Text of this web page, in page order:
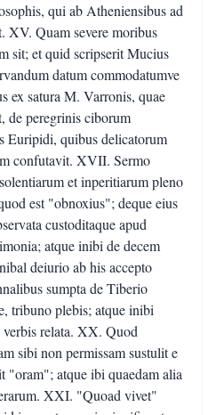
qui ab Atheniensibus ad
XV. Quam severe moribus
sit; et quid scripserit Mucius
datum commodatumve
ex satura M. Varronis, quae
de peregrinis ciborum
Euripidi, quibus delicatorum
confutavit. XVII. Sermo
et inperitiarum pleno
est "obnoxius"; deque eius
custoditaque apud
atque inibi de decem
deiurio ab his accepto
sumpta de Tiberio
tribuno plebis; atque inibi
relata. XX. Quod
sibi non permissam sustulit e
"oram"; atque ibi quaedam alia
XXI. "Quoad vivet"